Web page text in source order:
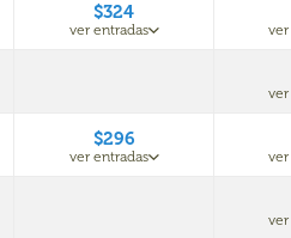
$324
ver entradas ver
ver
$296
ver entradas ver
ver